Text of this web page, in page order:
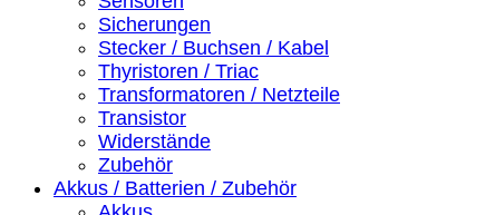
Sicherungen
Stecker / Buchsen / Kabel
Thyristoren / Triac
Transformatoren / Netzteile
Transistor
Widerstände
Zubehör
Akkus / Batterien / Zubehör